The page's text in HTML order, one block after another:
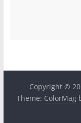
Copyright ©
Theme: ColorMag